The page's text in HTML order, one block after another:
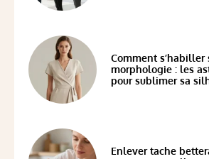
Comment s’habiller
morphologie : les
pour sublimer sa
Enlever tache